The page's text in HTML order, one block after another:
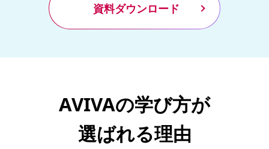
資料ダウンロード
AVIVAの学び方が
選ばれる理由